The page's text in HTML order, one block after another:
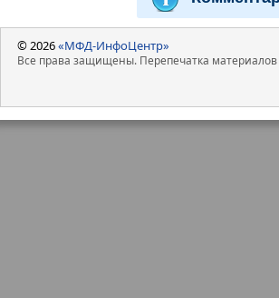
© 2026«МФД-ИнфоЦентр»
Все права защищены. Перепечатка